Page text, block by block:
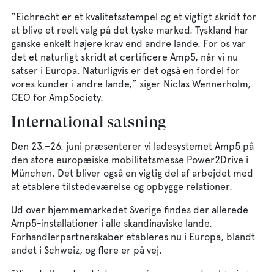
“Eichrecht er et kvalitetsstempel og et vigtigt skridt for
at blive et reelt valg på det tyske marked. Tyskland har
ganske enkelt højere krav end andre lande. For os var
det et naturligt skridt at certificere Amp5, når vi nu
satser i Europa. Naturligvis er det også en fordel for
vores kunder i andre lande,” siger Niclas Wennerholm,
CEO for AmpSociety.
International satsning
Den 23.–26. juni præsenterer vi ladesystemet Amp5 på
den store europæiske mobilitetsmesse Power2Drive i
München. Det bliver også en vigtig del af arbejdet med
at etablere tilstedeværelse og opbygge relationer.
Ud over hjemmemarkedet Sverige findes der allerede
Amp5-installationer i alle skandinaviske lande.
Forhandlerpartnerskaber etableres nu i Europa, blandt
andet i Schweiz, og flere er på vej.